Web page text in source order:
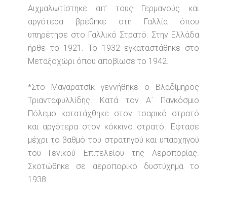
Αιχμαλωτίστηκε απ’ τους Γερμανούς και
αργότερα βρέθηκε στη Γαλλία όπου
υπηρέτησε στο Γαλλικό Στρατό. Στην Ελλάδα
ήρθε το 1921. Το 1932 εγκαταστάθηκε στο
Μεταξοχώρι όπου αποβίωσε το 1942.
*Στο Μαγαρατσίκ γεννήθηκε ο Βλαδίμηρος
Τριανταφυλλίδης. Κατά τον Α΄ Παγκόσμιο
Πόλεμο κατατάχθηκε στον τσαρικό στρατό
και αργότερα στον κόκκινο στρατό. Έφτασε
μέχρι το βαθμό του στρατηγού και υπαρχηγού
του Γενικού Επιτελείου της Αεροπορίας.
Σκοτώθηκε σε αεροπορικό δυστύχημα το
1938.